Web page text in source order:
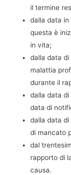
il termine
dalla data
questa è
in vita;
dalla data
malattia
durante il
dalla data di
data di
dalla data di
di mancato
dal
rapporto di
causa.